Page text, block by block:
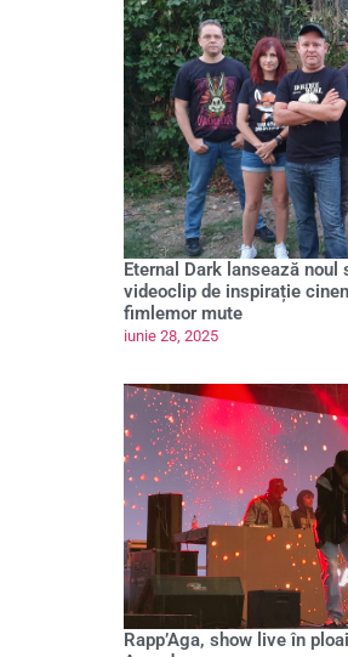
Eternal Dark lansează noul
videoclip de inspirație
fimlemor mute
iunie 28, 2025
Rapp’Aga, show live în